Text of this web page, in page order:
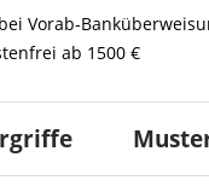
Vorab-
ab 1500 €